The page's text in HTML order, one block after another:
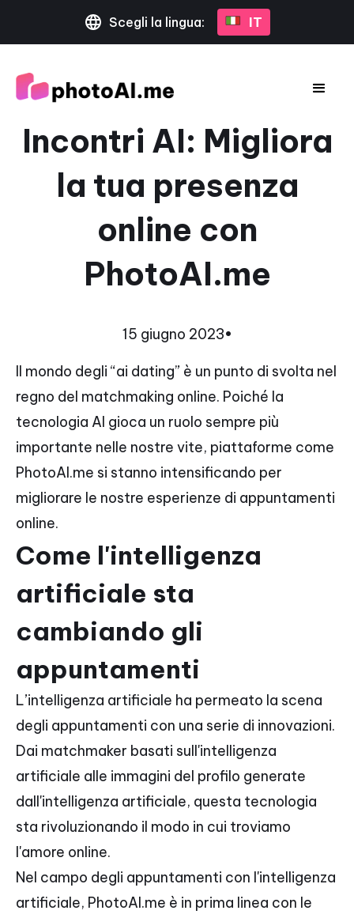
Scegli la lingua: IT
Incontri AI: Migliora
la tua presenza
online con
PhotoAI.me
15 giugno 2023•
Il mondo degli “ai dating” è un punto di svolta nel
regno del matchmaking online. Poiché la
tecnologia AI gioca un ruolo sempre più
importante nelle nostre vite, piattaforme come
PhotoAI.me si stanno intensificando per
migliorare le nostre esperienze di appuntamenti
online.
Come l'intelligenza
artificiale sta
cambiando gli
appuntamenti
L’intelligenza artificiale ha permeato la scena
degli appuntamenti con una serie di innovazioni.
Dai matchmaker basati sull'intelligenza
artificiale alle immagini del profilo generate
dall'intelligenza artificiale, questa tecnologia
sta rivoluzionando il modo in cui troviamo
l'amore online.
Nel campo degli appuntamenti con l'intelligenza
artificiale, PhotoAI.me è in prima linea con le